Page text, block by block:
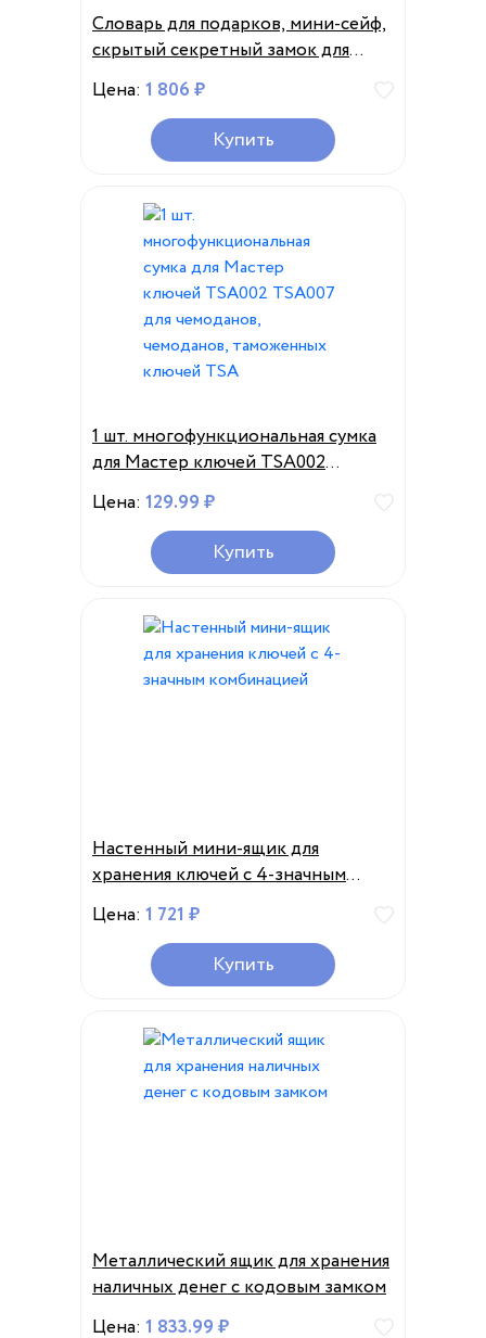
Словарь для подарков, мини-сейф,
скрытый секретный замок для
монет, блокировка паролем
Цена: 1 806 ₽
Купить
1 шт. многофункциональная сумка
для Мастер ключей TSA002
TSA007 для чемоданов,
чемоданов, таможенных ключей
Цена: 129.99 ₽
Купить
Настенный мини-ящик для
хранения ключей с 4-значным
комбинацией
Цена: 1 721 ₽
Купить
Металлический ящик для хранения
наличных денег с кодовым замком
Цена: 1 833.99 ₽